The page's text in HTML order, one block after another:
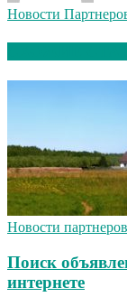
Новости
Новости партнеров
Поиск
интернете